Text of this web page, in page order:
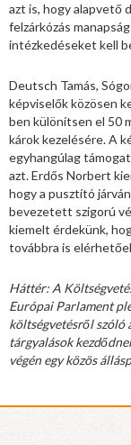
azt is, hogy alapvető
felzárkózás
intézkedéseket kell
Deutsch Tamás,
képviselők közösen
ben különítsen el 50
károk kezelésére. A
egyhangúlag
azt. Erdős Norbert
hogy a pusztító
bevezetett szigorú
kiemelt érdekünk,
továbbra is
Háttér: A
Európai Parlament
költségvetésről szóló
tárgyalások
végén egy közös